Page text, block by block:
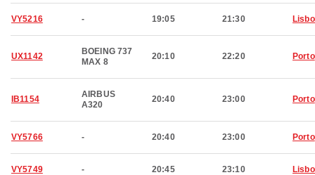
VY5216 - 19:05 21:30
UX1142
BOEING 737
MAX 8
20:10 22:20 Porto
IB1154
AIRBUS
A320
20:40 23:00 Porto
VY5766 - 20:40 23:00 Porto
VY5749 - 20:45 23:10